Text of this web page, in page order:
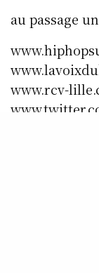
au passage
www.rcv-